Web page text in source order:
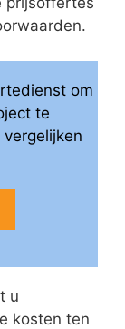
om
te
u
kosten ten